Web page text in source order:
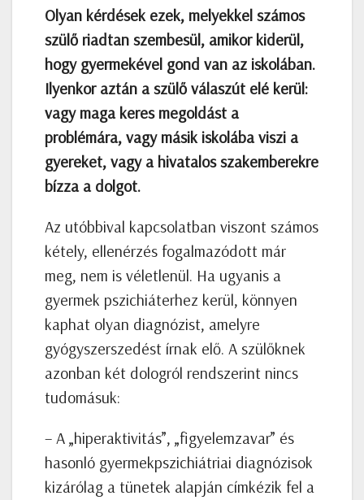
Olyan kérdések ezek, melyekkel számos
szülő riadtan szembesül, amikor kiderül,
hogy gyermekével gond van az iskolában.
Ilyenkor aztán a szülő válaszút elé kerül:
vagy maga keres megoldást a
problémára, vagy másik iskolába viszi a
gyereket, vagy a hivatalos szakemberekre
bízza a dolgot.
Az utóbbival kapcsolatban viszont számos
kétely, ellenérzés fogalmazódott már
meg, nem is véletlenül. Ha ugyanis a
gyermek pszichiáterhez kerül, könnyen
kaphat olyan diagnózist, amelyre
gyógyszerszedést írnak elő. A szülőknek
azonban két dologról rendszerint nincs
tudomásuk:
– A „hiperaktivitás”, „figyelemzavar” és
hasonló gyermekpszichiátriai diagnózisok
kizárólag a tünetek alapján címkézik fel a